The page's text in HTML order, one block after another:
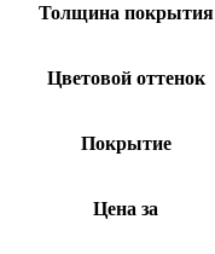
Толщина покрытия
Цветовой оттенок
Покрытие
Цена за